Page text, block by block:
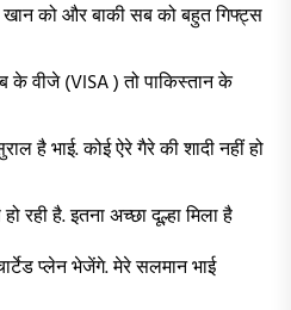
को और बाकी सब को बहुत गिफ्ट्स
के वीजे (VISA ) तो पाकिस्तान के
है भाई. कोई ऐरे गैरे की शादी नहीं हो
रही है. इतना अच्छा दूल्हा मिला है
प्लेन भेजेंगे. मेरे सलमान भाई